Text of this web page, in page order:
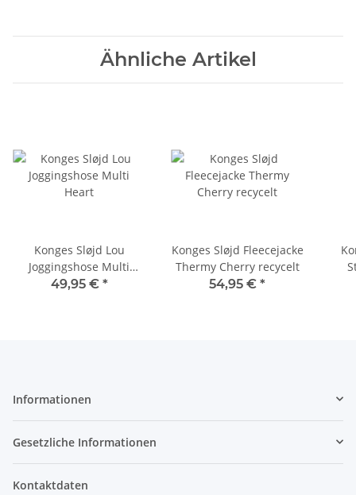
Ähnliche Artikel
Konges Sløjd Lou
Joggingshose Multi
Heart
49,95 € *
Konges Sløjd Fleecejacke
Thermy Cherry recycelt
54,95 € *
Informationen
Gesetzliche Informationen
Kontaktdaten